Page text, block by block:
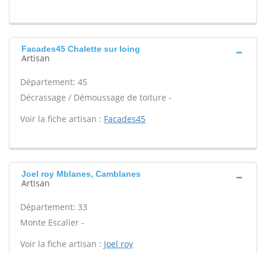
Facades45 Chalette sur loing
Artisan
Département: 45
Décrassage / Démoussage de toiture -
Voir la fiche artisan : Facades45
Joel roy Mblanes, Camblanes
Artisan
Département: 33
Monte Escalier -
Voir la fiche artisan : Joel roy